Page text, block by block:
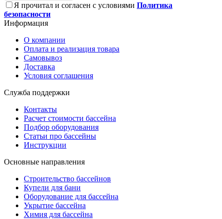
Я прочитал и согласен с условиями Политика
безопасности
Информация
О компании
Оплата и реализация товара
Самовывоз
Доставка
Условия соглашения
Служба поддержки
Контакты
Расчет стоимости бассейна
Подбор оборудования
Статьи про бассейны
Инструкции
Основные направления
Строительство бассейнов
Купели для бани
Оборудование для бассейна
Укрытие бассейна
Химия для бассейна